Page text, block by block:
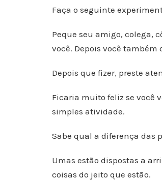
Faça o seguinte
Peque seu amigo, colega,
você. Depois você
Depois que fizer, preste
Ficaria muito feliz se você
simples atividade.
Sabe qual a diferença das
Umas estão dispostas a
coisas do jeito que estão.